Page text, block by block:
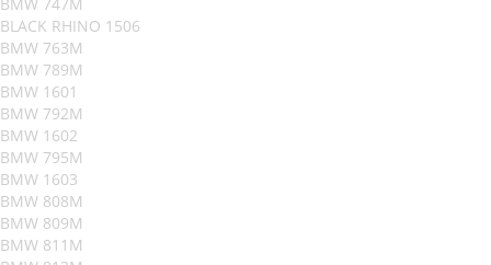
BLACK RHINO 1506
BMW 763M
BMW 789M
BMW 1601
BMW 792M
BMW 1602
BMW 795M
BMW 1603
BMW 808M
BMW 809M
BMW 811M